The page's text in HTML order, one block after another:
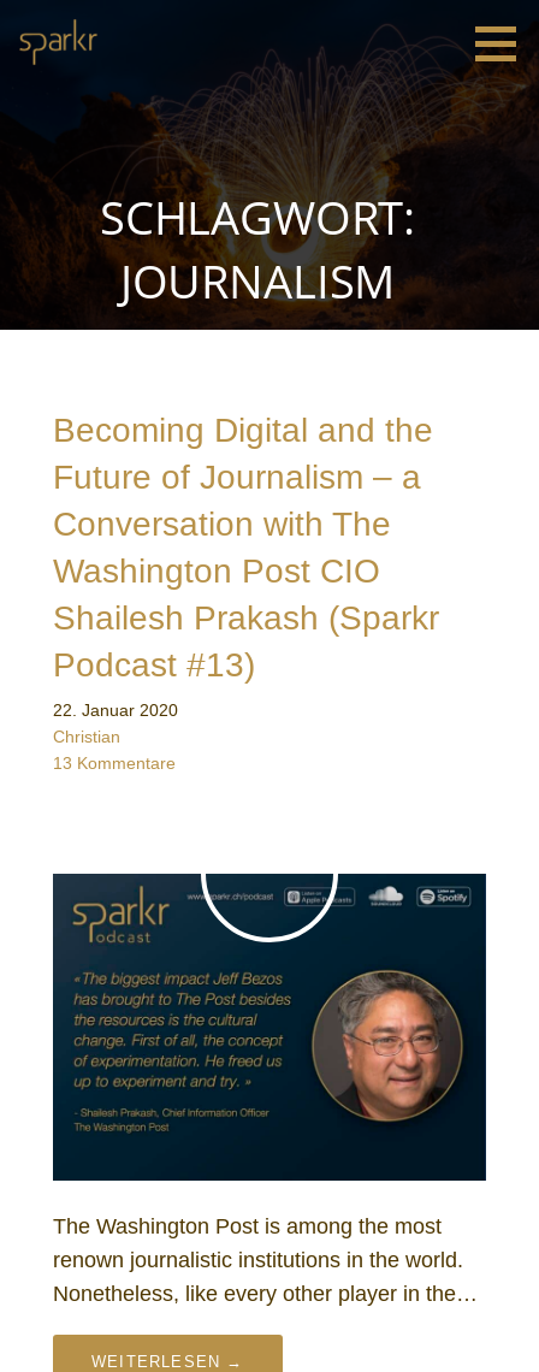
Inhalt
springen
Leadership
SCHLAGWORT:
JOURNALISM
Becoming Digital and the
Future of Journalism – a
Conversation with The
Washington Post CIO
Shailesh Prakash (Sparkr
Podcast #13)
22. Januar 2020
Christian
13 Kommentare
The Washington Post is among the most
renown journalistic institutions in the world.
Nonetheless, like every other player in the…
WEITERLESEN →